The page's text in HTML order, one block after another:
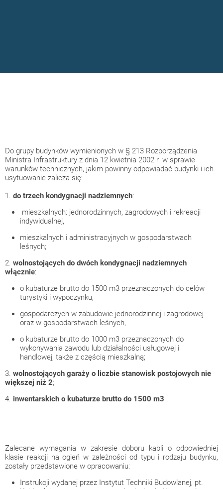
Do grupy budynków wymienionych w § 213 Rozporządzenia
Ministra Infrastruktury z dnia 12 kwietnia 2002 r. w sprawie
warunków technicznych, jakim powinny odpowiadać budynki i ich
usytuowanie zalicza się:
1. do trzech kondygnacji nadziemnych:
mieszkalnych: jednorodzinnych, zagrodowych i rekreacji
indywidualnej,
mieszkalnych i administracyjnych w gospodarstwach
leśnych;
2. wolnostojących do dwóch kondygnacji nadziemnych
włącznie:
o kubaturze brutto do 1500 m3 przeznaczonych do celów
turystyki i wypoczynku,
gospodarczych w zabudowie jednorodzinnej i zagrodowej
oraz w gospodarstwach leśnych,
o kubaturze brutto do 1000 m3 przeznaczonych do
wykonywania zawodu lub działalności usługowej i
handlowej, także z częścią mieszkalną;
3. wolnostojących garaży o liczbie stanowisk postojowych nie
większej niż 2;
4. inwentarskich o kubaturze brutto do 1500 m3 .
Zalecane wymagania w zakresie doboru kabli o odpowiedniej
klasie reakcji na ogień w zależności od typu i rodzaju budynku,
zostały przedstawione w opracowaniu:
Instrukcji wydanej przez Instytut Techniki Budowlanej, pt.